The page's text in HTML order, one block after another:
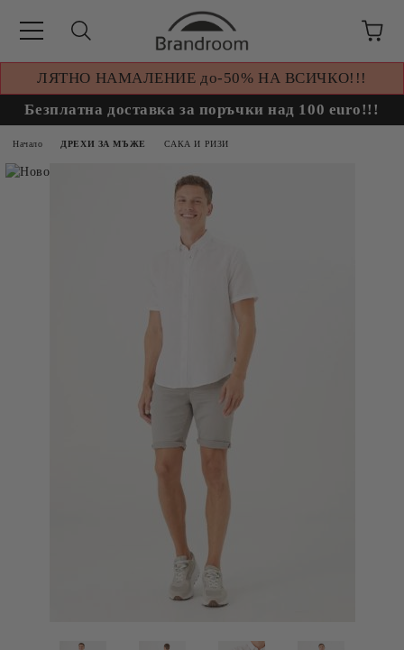
ЛЯТНО НАМАЛЕНИЕ до-50% НА ВСИЧКО!!!
Безплатна доставка за поръчки над 100 euro!!!
Начало ДРЕХИ ЗА МЪЖЕ САКА И РИЗИ